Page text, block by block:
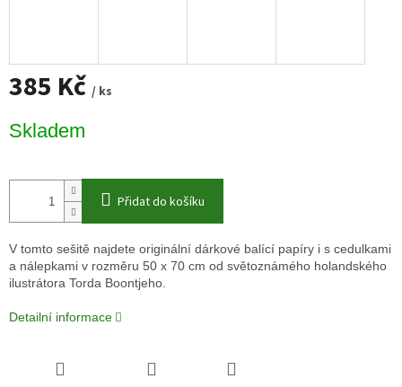
385 Kč / ks
cena:
Skladem
Přidat do košíku
V tomto sešitě najdete originální dárkové balící papíry i s cedulkami
a nálepkami v rozměru 50 x 70 cm od světoznámého holandského
ilustrátora Torda Boontjeho.
Detailní informace